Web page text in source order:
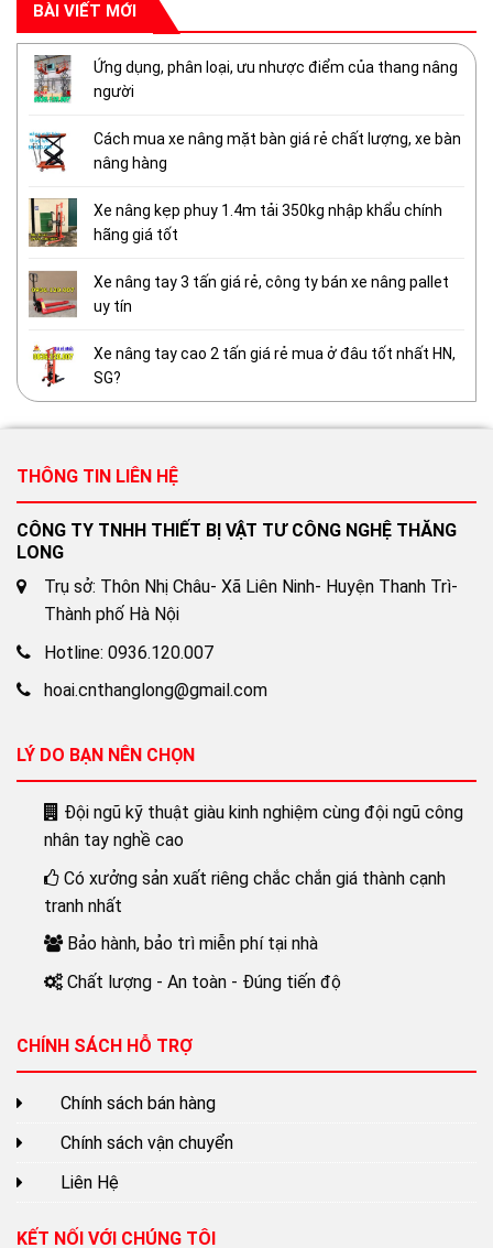
BÀI VIẾT MỚI
Ứng dụng, phân loại, ưu nhược điểm của thang nâng
người
Cách mua xe nâng mặt bàn giá rẻ chất lượng, xe bàn
nâng hàng
Xe nâng kẹp phuy 1.4m tải 350kg nhập khẩu chính
hãng giá tốt
Xe nâng tay 3 tấn giá rẻ, công ty bán xe nâng pallet
uy tín
Xe nâng tay cao 2 tấn giá rẻ mua ở đâu tốt nhất HN,
SG?
THÔNG TIN LIÊN HỆ
CÔNG TY TNHH THIẾT BỊ VẬT TƯ CÔNG NGHỆ THĂNG
LONG
Trụ sở: Thôn Nhị Châu- Xã Liên Ninh- Huyện Thanh Trì-
Thành phố Hà Nội
Hotline: 0936.120.007
hoai.cnthanglong@gmail.com
LÝ DO BẠN NÊN CHỌN
Đội ngũ kỹ thuật giàu kinh nghiệm cùng đội ngũ công
nhân tay nghề cao
Có xưởng sản xuất riêng chắc chắn giá thành cạnh
tranh nhất
Bảo hành, bảo trì miễn phí tại nhà
Chất lượng - An toàn - Đúng tiến độ
CHÍNH SÁCH HỖ TRỢ
Chính sách bán hàng
Chính sách vận chuyển
Liên Hệ
KẾT NỐI VỚI CHÚNG TÔI